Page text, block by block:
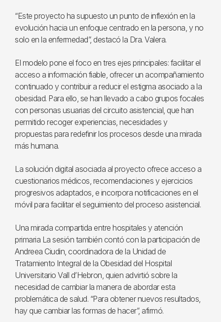
“Este proyecto ha supuesto un punto de inflexión en la
evolución hacia un enfoque centrado en la persona, y no
solo en la enfermedad”, destacó la Dra. Valera.
El modelo pone el foco en tres ejes principales: facilitar el
acceso a información fiable, ofrecer un acompañamiento
continuado y contribuir a reducir el estigma asociado a la
obesidad. Para ello, se han llevado a cabo grupos focales
con personas usuarias del circuito asistencial, que han
permitido recoger experiencias, necesidades y
propuestas para redefinir los procesos desde una mirada
más humana.
La solución digital asociada al proyecto ofrece acceso a
cuestionarios médicos, recomendaciones y ejercicios
progresivos adaptados, e incorpora notificaciones en el
móvil para facilitar el seguimiento del proceso asistencial.
Una mirada compartida entre hospitales y atención
primaria La sesión también contó con la participación de
Andreea Ciudin, coordinadora de la Unidad de
Tratamiento Integral de la Obesidad del Hospital
Universitario Vall d’Hebron, quien advirtió sobre la
necesidad de cambiar la manera de abordar esta
problemática de salud. “Para obtener nuevos resultados,
hay que cambiar las formas de hacer”, afirmó.